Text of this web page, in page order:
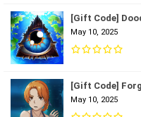
[Gift Code]
May 10, 2025
[Gift Code]
May 10, 2025